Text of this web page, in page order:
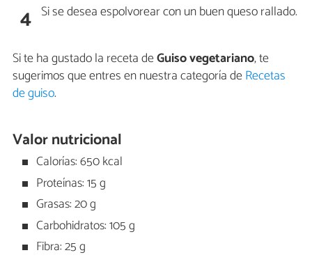
4 Si se desea espolvorear con un buen queso rallado.
Si te ha gustado la receta deGuiso vegetariano, te
sugerimos que entres en nuestra categoría deRecetas
de guiso.
Valor nutricional
Calorías: 650 kcal
Proteínas: 15 g
Grasas: 20 g
Carbohidratos: 105 g
Fibra: 25 g